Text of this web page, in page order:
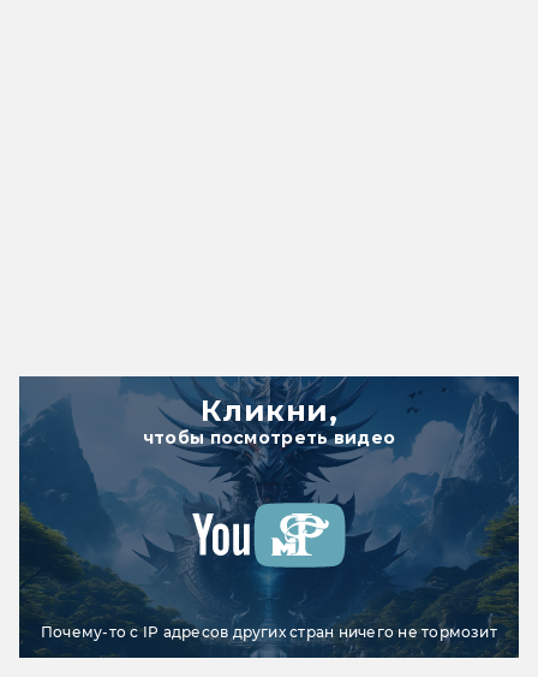
Кликни,
чтобы посмотреть видео
Почему-то с IP адресов других стран ничего не тормозит